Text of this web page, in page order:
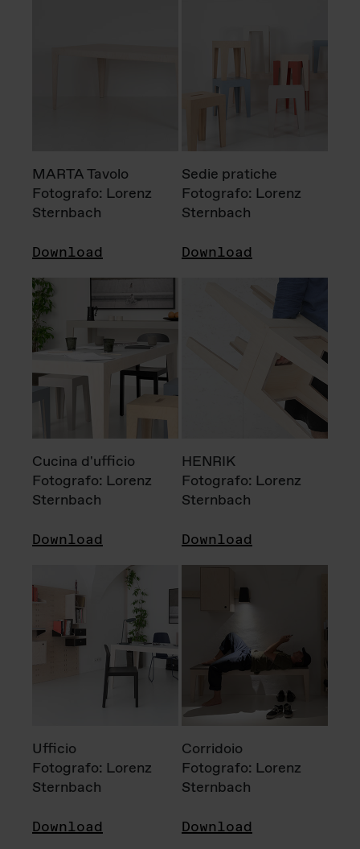
MARTA Tavolo
Fotografo: Lorenz
Sternbach
Download
Sedie pratiche
Fotografo: Lorenz
Sternbach
Download
Cucina d'ufficio
Fotografo: Lorenz
Sternbach
Download
HENRIK
Fotografo: Lorenz
Sternbach
Download
Ufficio
Fotografo: Lorenz
Sternbach
Download
Corridoio
Fotografo: Lorenz
Sternbach
Download